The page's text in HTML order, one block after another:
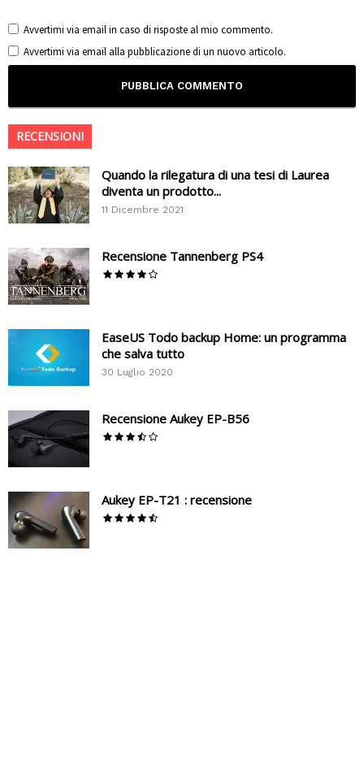
Avvertimi via email in caso di risposte al mio commento.
Avvertimi via email alla pubblicazione di un nuovo articolo.
RECENSIONI
Quando la rilegatura di una tesi di Laurea
diventa un prodotto...
11 Dicembre 2021
Recensione Tannenberg PS4
EaseUS Todo backup Home: un programma
che salva tutto
30 Luglio 2020
Recensione Aukey EP-B56
Aukey EP-T21 : recensione